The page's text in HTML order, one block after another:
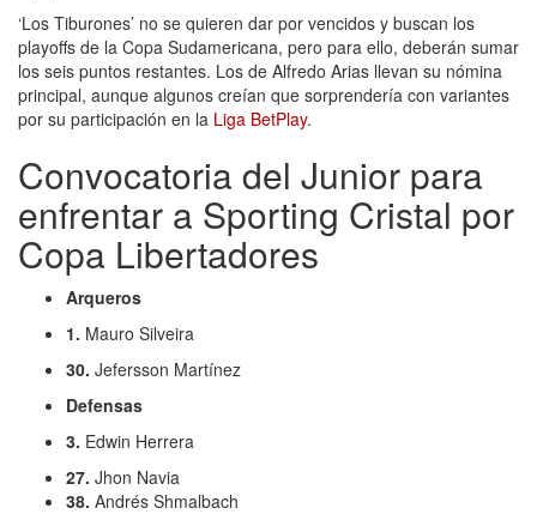
‘Los Tiburones’ no se quieren dar por vencidos y buscan los
playoffs de la Copa Sudamericana, pero para ello, deberán sumar
los seis puntos restantes. Los de Alfredo Arias llevan su nómina
principal, aunque algunos creían que sorprendería con variantes
por su participación en la Liga BetPlay.
Convocatoria del Junior para
enfrentar a Sporting Cristal por
Copa Libertadores
Arqueros
1. Mauro Silveira
30. Jefersson Martínez
Defensas
3. Edwin Herrera
27. Jhon Navia
38. Andrés Shmalbach